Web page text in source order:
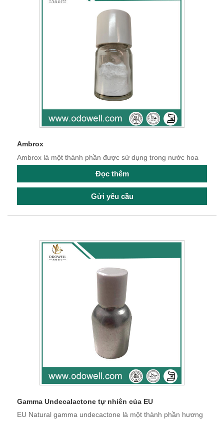
Ambrox
Ambrox là một thành phần được sử dụng trong nước hoa
Đọc thêm
Gửi yêu cầu
Gamma Undecalactone tự nhiên của EU
EU Natural gamma undecactone là một thành phần hương